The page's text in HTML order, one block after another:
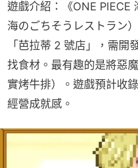
遊戲介紹：《ONE PIECE
海のごちそうレストラン
「芭拉蒂 2 號店」，需開
找食材。最有趣的是將惡
實烤牛排）。遊戲預計收
經營成就感。